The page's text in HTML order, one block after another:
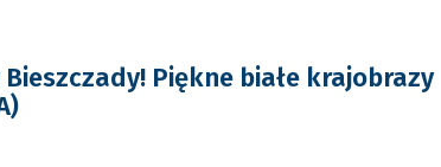
Bieszczady! Piękne białe krajobrazy